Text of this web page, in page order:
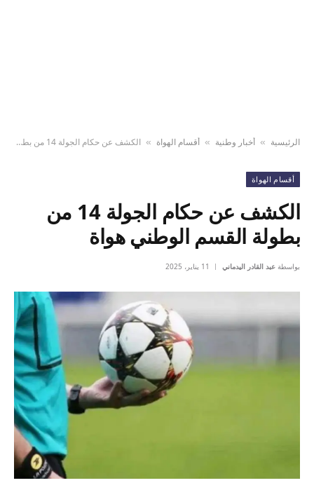
الرئيسية » أخبار وطنية » أقسام الهواة » الكشف عن حكام الجولة 14 من بطولة القسم الوطني هواة
أقسام الهواة
الكشف عن حكام الجولة 14 من
بطولة القسم الوطني هواة
بواسطة عبد القادر اليدماني 11 يناير، 2025